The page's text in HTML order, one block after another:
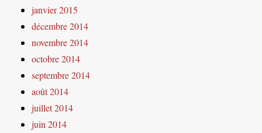
janvier 2015
décembre 2014
novembre 2014
octobre 2014
septembre 2014
août 2014
juillet 2014
juin 2014